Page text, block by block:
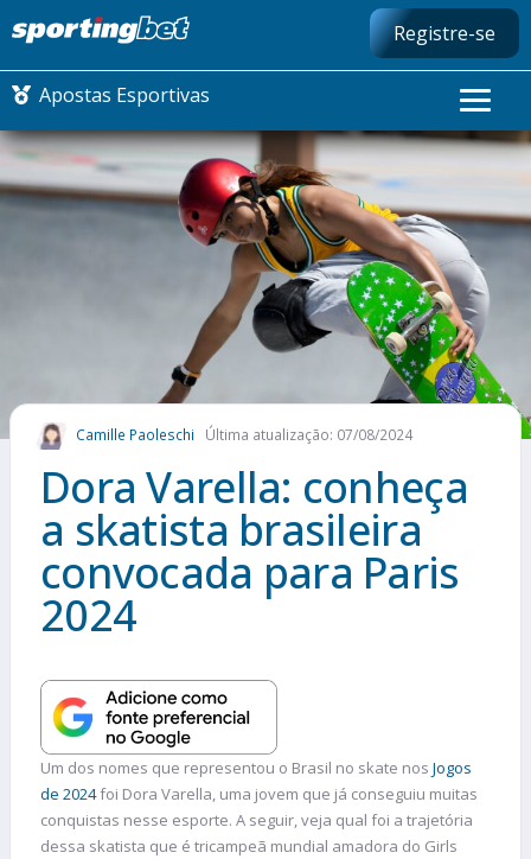
Registre-se
Apostas Esportivas
CONMEBOL LIBERTADORES
FUTEBOL NACIONAL
FUTEBOL INTERNACIONAL
COMO APOSTAR
MAIS ESPORTES
Camille Paoleschi Última atualização: 07/08/2024
Dora Varella: conheça
a skatista brasileira
convocada para Paris
2024
Um dos nomes que representou o Brasil no skate nos Jogos
de 2024foi Dora Varella, uma jovem que já conseguiu muitas
conquistas nesse esporte. A seguir, veja qual foi a trajetória
dessa skatista que é tricampeã mundial amadora do Girls